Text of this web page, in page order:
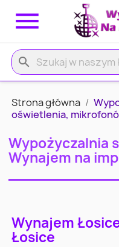

search
Strona główna
oświetlenia,
Wypożyczalnia
Wynajem na
Wynajem
Łosice